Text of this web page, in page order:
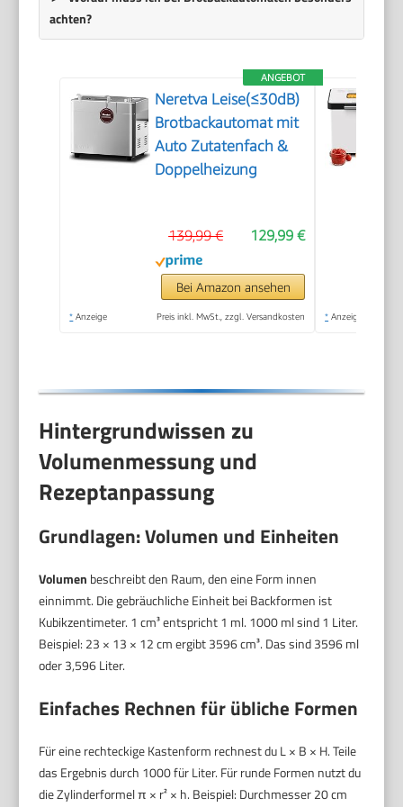
achten?
ANGEBOT
Neretva Leise(≤30dB)
Brotbackautomat mit
Auto Zutatenfach &
Doppelheizung
129,99 €
139,99 €
Bei Amazon ansehen
* Anzeige Preis inkl. MwSt., zzgl. Versandkosten * Anzeige
Hintergrundwissen zu
Volumenmessung und
Rezeptanpassung
Grundlagen: Volumen und Einheiten
Volumen beschreibt den Raum, den eine Form innen
einnimmt. Die gebräuchliche Einheit bei Backformen ist
Kubikzentimeter. 1 cm³ entspricht 1 ml. 1000 ml sind 1 Liter.
Beispiel: 23 × 13 × 12 cm ergibt 3596 cm³. Das sind 3596 ml
oder 3,596 Liter.
Einfaches Rechnen für übliche Formen
Für eine rechteckige Kastenform rechnest du L × B × H. Teile
das Ergebnis durch 1000 für Liter. Für runde Formen nutzt du
die Zylinderformel π × r² × h. Beispiel: Durchmesser 20 cm